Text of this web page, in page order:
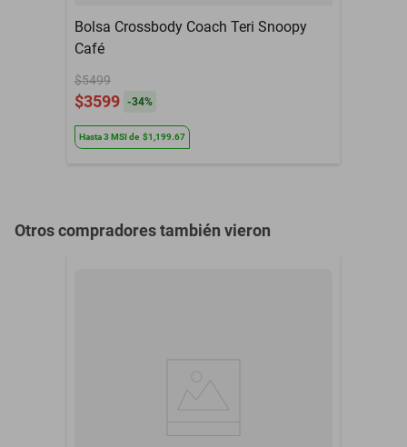
Bolsa Crossbody Coach Teri Snoopy
Café
$5499
$3599 -34%
Hasta3 MSIde $1,199.67
Otros compradores también vieron